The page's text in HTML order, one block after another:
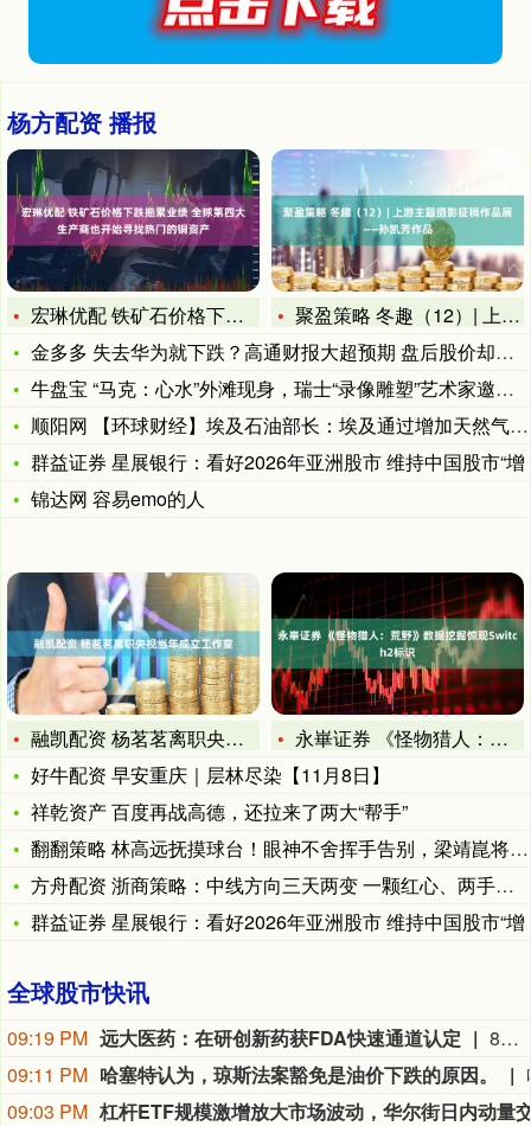
杨方配资 播报
宏琳优配 铁矿石价格下跌拖累业绩 全球第四大生产商也开始寻找
聚盈策略 冬趣（12）| 上游主题摄影征稿作品展——孙凯芳作
金多多 失去华为就下跌？高通财报大超预期 盘后股价却不如人意
牛盘宝 “马克：心水”外滩现身，瑞士“录像雕塑”艺术家邀请观
顺阳网 【环球财经】埃及石油部长：埃及通过增加天然气生产节省
群益证券 星展银行：看好2026年亚洲股市 维持中国股市“增
锦达网 容易emo的人
融凯配资 杨茗茗离职央视当年成立工作室
永崋证券 《怪物猎人：荒野》数据挖掘惊现Switch2标识
好牛配资 早安重庆｜层林尽染【11月8日】
祥乾资产 百度再战高德，还拉来了两大“帮手”
翻翻策略 林高远抚摸球台！眼神不舍挥手告别，梁靖崑将掌声送给
方舟配资 浙商策略：中线方向三天两变 一颗红心、两手准备
群益证券 星展银行：看好2026年亚洲股市 维持中国股市“增
全球股市快讯
09:19 PM 远大医药：在研创新药获FDA快速通道认定
8月9日，远大医药（00512.HK）披露公告，公司FAP靶点创新核药GPN01530-2获得美国FDA授予快速通道资格（FTD）。GPN01530-2目前已获FDA批准开展用于诊断实体瘤的I/II期临床研究，此次获快速通道资格认定，有望加快GPN01530-2未来开发及上市进程。
09:11 PM 哈塞特认为，琼斯法案豁免是油价下跌的原因。
09:03 PM